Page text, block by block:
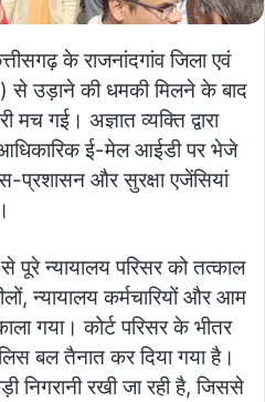
के राजनांदगांव जिला एवं
से उड़ाने की धमकी मिलने के बाद
गई। अज्ञात व्यक्ति द्वारा
आधिकारिक ई-मेल आईडी पर भेजे
प्रशासन और सुरक्षा एजेंसियां
पूरे न्यायालय परिसर को तत्काल
न्यायालय कर्मचारियों और आम
गया। कोर्ट परिसर के भीतर
बल तैनात कर दिया गया है।
निगरानी रखी जा रही है, जिससे